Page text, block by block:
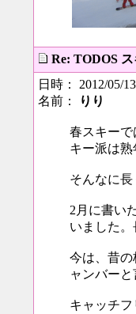
Re: TODOS
日時： 2012/05/
名前：
りり
春スキー
キー派は熟
そんなに
2月に書い
いました。
今は、昔
ャンバーと
キャッチ